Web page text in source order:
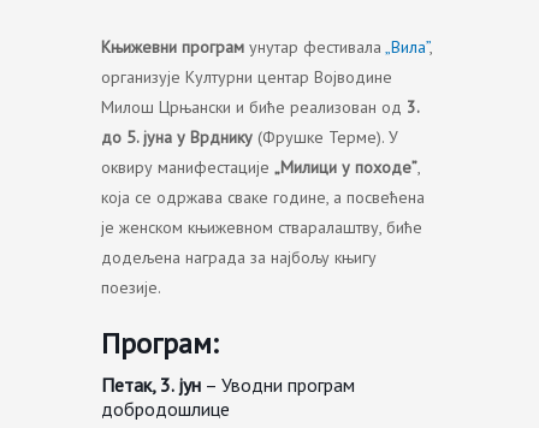
Књижевни програм унутар фестивала „Вила”,
организује Културни центар Војводине
Милош Црњански и биће реализован од 3.
до 5. јуна у Врднику (Фрушке Терме). У
оквиру манифестације „Милици у походе”,
која се одржава сваке године, а посвећена
је женском књижевном стваралаштву, биће
додељена награда за најбољу књигу
поезије.
Програм:
Петак, 3. јун – Уводни програм
добродошлице